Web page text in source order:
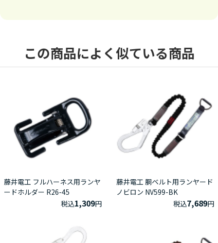
この商品によく似ている商品
藤井電工 フルハーネス用ランヤ
ードホルダー R26-45
税込1,309円
藤井電工 胴ベルト用ランヤード
ノビロン NV599-BK
税込7,689円